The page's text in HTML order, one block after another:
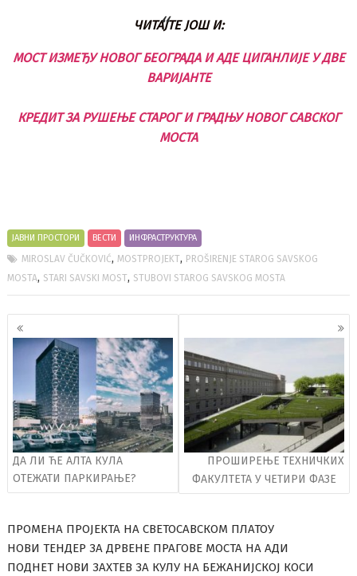
ЧИТАЈТЕ ЈОШ И:
МОСТ ИЗМЕЂУ НОВОГ БЕОГРАДА И АДЕ ЦИГАНЛИЈЕ У ДВЕ
ВАРИЈАНТЕ
КРЕДИТ ЗА РУШЕЊЕ СТАРОГ И ГРАДЊУ НОВОГ САВСКОГ
МОСТА
ЈАВНИ ПРОСТОРИ ВЕСТИ ИНФРАСТРУКТУРА
MIROSLAV ČUČKOVIĆ,MOSTPROJEKT, PROŠIRENJE STAROG SAVSKOG
MOSTA, STARI SAVSKI MOST, STUBOVI STAROG SAVSKOG MOSTA
Кретање
чланака
ДА ЛИ ЋЕ АЛТА КУЛА
ОТЕЖАТИ ПАРКИРАЊЕ?
ПРОШИРЕЊЕ ТЕХНИЧКИХ
ФАКУЛТЕТА У ЧЕТИРИ ФАЗЕ
ПРОМЕНА ПРОЈЕКТА НА СВЕТОСАВСКОМ ПЛАТОУ
НОВИ ТЕНДЕР ЗА ДРВЕНЕ ПРАГОВЕ МОСТА НА АДИ
ПОДНЕТ НОВИ ЗАХТЕВ ЗА КУЛУ НА БЕЖАНИЈСКОЈ КОСИ